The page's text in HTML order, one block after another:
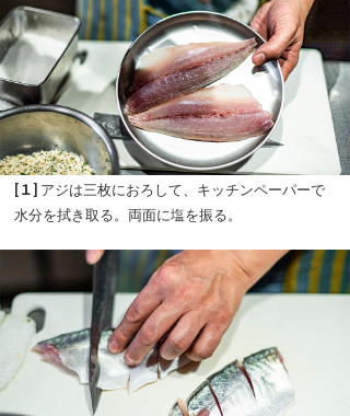
[１] アジは三枚におろして、キッチンペーパーで
水分を拭き取る。両面に塩を振る。